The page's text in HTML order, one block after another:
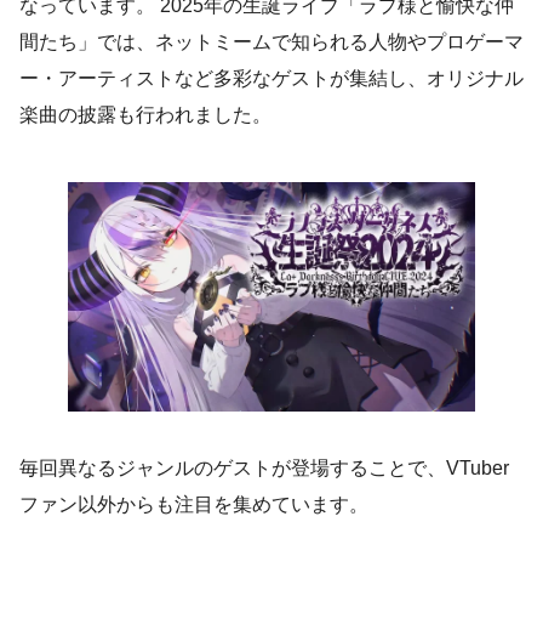
なっています。 2025年の生誕ライブ「ラプ様と愉快な仲
間たち」では、ネットミームで知られる人物やプロゲーマ
ー・アーティストなど多彩なゲストが集結し、オリジナル
楽曲の披露も行われました。
毎回異なるジャンルのゲストが登場することで、VTuber
ファン以外からも注目を集めています。